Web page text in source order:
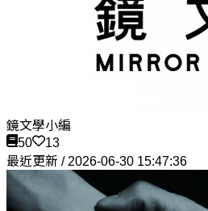
鏡文學小編
50
13
最近更新 / 2026-06-30 15:47:36